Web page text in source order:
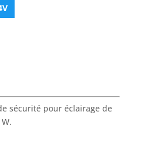
sécurité pour éclairage de